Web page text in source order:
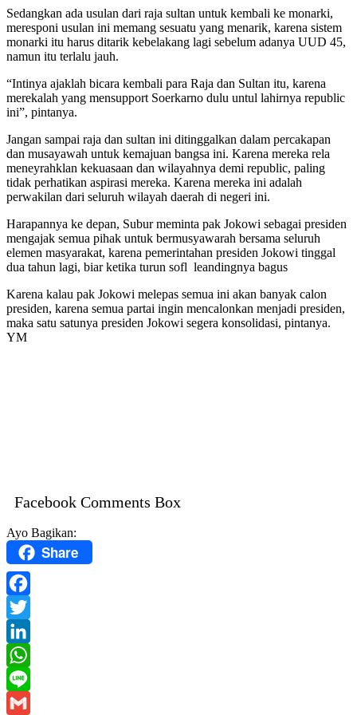
Sedangkan ada usulan dari raja sultan untuk kembali ke monarki,
meresponi usulan ini memang sesuatu yang menarik, karena sistem
monarki itu harus ditarik kebelakang lagi sebelum adanya UUD 45,
namun itu terlalu jauh.
“Intinya ajaklah bicara kembali para Raja dan Sultan itu, karena
merekalah yang mensupport Soerkarno dulu untul lahirnya republic
ini”, pintanya.
Jangan sampai raja dan sultan ini ditinggalkan dalam percakapan
dan musayawah untuk kemajuan bangsa ini. Karena mereka rela
meneyrahklan kekuasaan dan wilayahnya demi republic, paling
tidak perhatikan aspirasi mereka. Karena mereka ini adalah
perwakilan dari seluruh wilayah daerah di negeri ini.
Harapannya ke depan, Subur meminta pak Jokowi sebagai presiden
mengajak semua pihak untuk bermusyawarah bersama seluruh
elemen masyarakat, karena pemerintahan presiden Jokowi tinggal
dua tahun lagi, biar ketika turun sofl leandingnya bagus
Karena kalau pak Jokowi melepas semua ini akan banyak calon
presiden, karena semua partai ingin mencalonkan menjadi presiden,
maka satu satunya presiden Jokowi segera konsolidasi, pintanya.
YM
Facebook Comments Box
Ayo Bagikan:
Share
Facebook
Twitter
LinkedIn
WhatsApp
Line